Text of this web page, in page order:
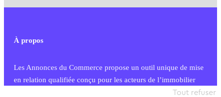
À propos
Les Annonces du Commerce propose un outil unique de mise
en relation qualifiée conçu pour les acteurs de l’immobilier
commercial et les collectivités territoriales, simple et intégrant
Tout refuser